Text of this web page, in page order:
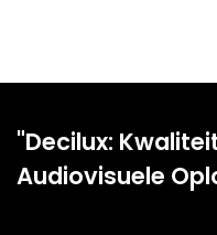
"Decilux:
Audiovisuele